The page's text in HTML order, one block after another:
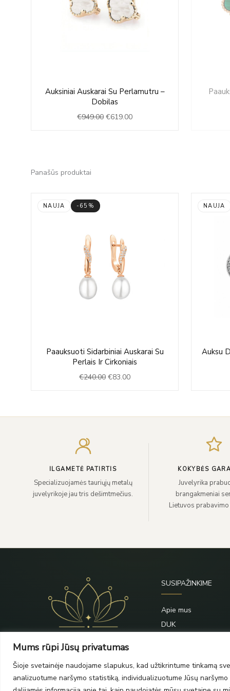
Mums rūpi Jūsų privatumas
Šioje svetainėje naudojame slapukus, kad užtikrintume tinkamą
analizuotume naršymo statistiką, individualizuotume Jūsų
Auksiniai Auskarai Su Perlamutru –
Dobilas
€949.00
price
€949.00.
€619.00€619.00.
Panašūs produktai
NAUJA -65%
Paauksuoti Sidarbiniai Auskarai Su
Perlais Ir Cirkoniais
€240.00
price
€240.00.
€83.00
price
€83.00.
NAUJA
Auksu
ILGAMETĖ PATIRTIS
Specializuojamės tauriųjų metalų
juvelyrikoje jau tris dešimtmečius.
KOKYBĖS
Juvelyrika
brangakmeniai
Lietuvos
SUSIPAŽINKIME
Apie mus
DUK
Kontaktai